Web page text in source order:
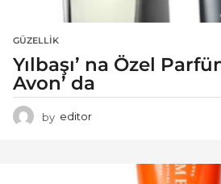
GÜZELLIK
Yılbaşı’ na Özel
Avon’ da
by editor